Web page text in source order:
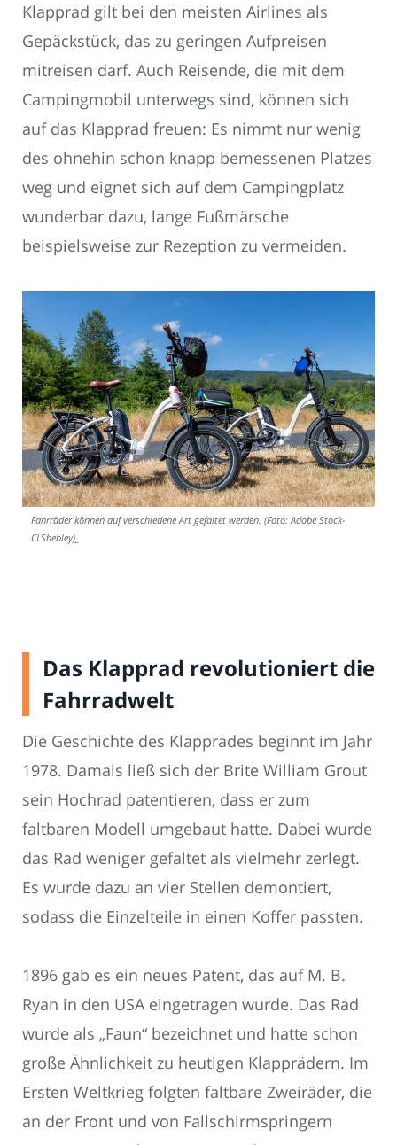
Klapprad gilt bei den meisten Airlines als
Gepäckstück, das zu geringen Aufpreisen
mitreisen darf. Auch Reisende, die mit dem
Campingmobil unterwegs sind, können sich
auf das Klapprad freuen: Es nimmt nur wenig
des ohnehin schon knapp bemessenen Platzes
weg und eignet sich auf dem Campingplatz
wunderbar dazu, lange Fußmärsche
beispielsweise zur Rezeption zu vermeiden.
Fahrräder können auf verschiedene Art gefaltet werden. (Foto: Adobe Stock-
CLShebley)_
Das Klapprad revolutioniert die
Fahrradwelt
Die Geschichte des Klapprades beginnt im Jahr
1978. Damals ließ sich der Brite William Grout
sein Hochrad patentieren, dass er zum
faltbaren Modell umgebaut hatte. Dabei wurde
das Rad weniger gefaltet als vielmehr zerlegt.
Es wurde dazu an vier Stellen demontiert,
sodass die Einzelteile in einen Koffer passten.
1896 gab es ein neues Patent, das auf M. B.
Ryan in den USA eingetragen wurde. Das Rad
wurde als „Faun“ bezeichnet und hatte schon
große Ähnlichkeit zu heutigen Klapprädern. Im
Ersten Weltkrieg folgten faltbare Zweiräder, die
an der Front und von Fallschirmspringern